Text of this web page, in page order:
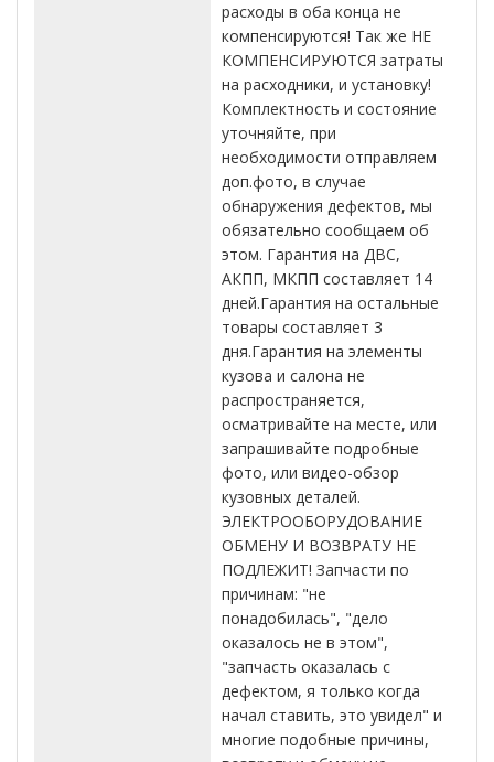
расходы в оба конца не
компенсируются! Так же НЕ
КОМПЕНСИРУЮТСЯ затраты
на расходники, и установку!
Комплектность и состояние
уточняйте, при
необходимости отправляем
доп.фото, в случае
обнаружения дефектов, мы
обязательно сообщаем об
этом. Гарантия на ДВС,
АКПП, МКПП составляет 14
дней.Гарантия на остальные
товары составляет 3
дня.Гарантия на элементы
кузова и салона не
распространяется,
осматривайте на месте, или
запрашивайте подробные
фото, или видео-обзор
кузовных деталей.
ЭЛЕКТРООБОРУДОВАНИЕ
ОБМЕНУ И ВОЗВРАТУ НЕ
ПОДЛЕЖИТ! Запчасти по
причинам: "не
понадобилась", "дело
оказалось не в этом",
"запчасть оказалась с
дефектом, я только когда
начал ставить, это увидел" и
многие подобные причины,